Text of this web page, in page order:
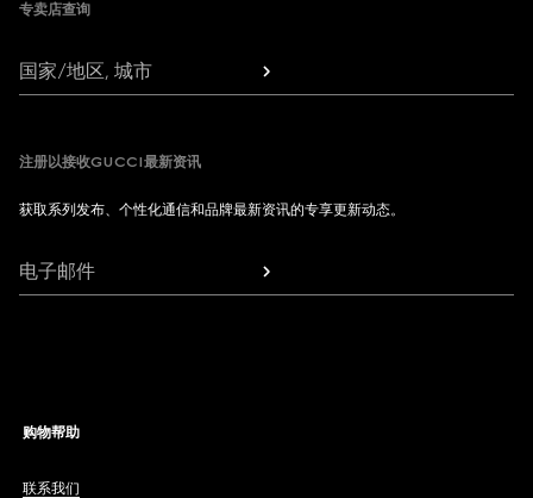
专卖店查询
国家/地区, 城市
注册以接收GUCCI最新资讯
获取系列发布、个性化通信和品牌最新资讯的专享更新动态。
电子邮件
购物帮助
联系我们